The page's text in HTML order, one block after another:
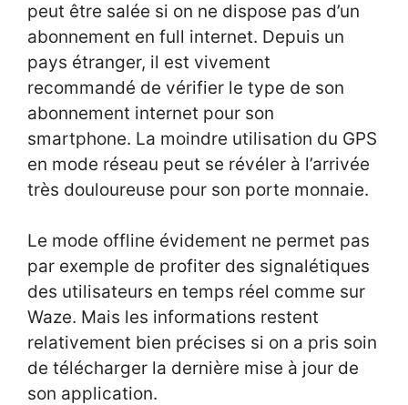
peut être salée si on ne dispose pas d’un
abonnement en full internet. Depuis un
pays étranger, il est vivement
recommandé de vérifier le type de son
abonnement internet pour son
smartphone. La moindre utilisation du GPS
en mode réseau peut se révéler à l’arrivée
très douloureuse pour son porte monnaie.
Le mode offline évidement ne permet pas
par exemple de profiter des signalétiques
des utilisateurs en temps réel comme sur
Waze. Mais les informations restent
relativement bien précises si on a pris soin
de télécharger la dernière mise à jour de
son application.